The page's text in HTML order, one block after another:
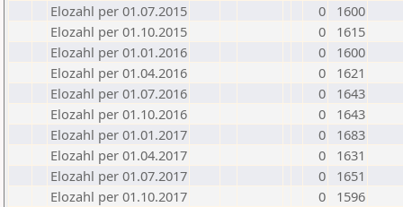
Elozahl per 01.07.2015
0
1600
Elozahl per 01.10.2015
0
1615
Elozahl per 01.01.2016
0
1600
Elozahl per 01.04.2016
0
1621
Elozahl per 01.07.2016
0
1643
Elozahl per 01.10.2016
0
1643
Elozahl per 01.01.2017
0
1683
Elozahl per 01.04.2017
0
1631
Elozahl per 01.07.2017
0
1651
Elozahl per 01.10.2017
0
1596